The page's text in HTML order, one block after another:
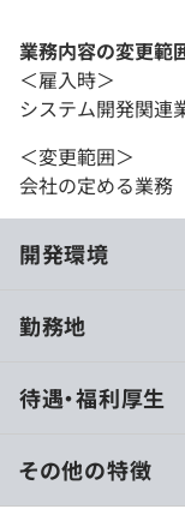
業務内容の変更範
＜雇入時＞
システム開発関連
＜変更範囲＞
会社の定める業務
開発環境
導入
大切にしており、
りません。「テス
勤務地
待遇・福利厚生
その他の特徴